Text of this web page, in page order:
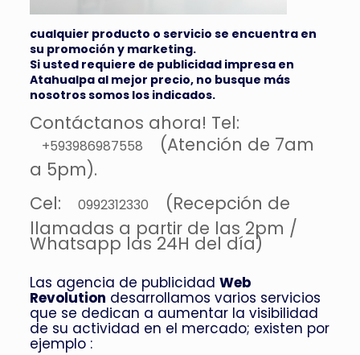
cualquier producto o servicio se encuentra en
su promoción y marketing.
Si usted requiere de publicidad impresa en
Atahualpa al mejor precio, no busque más
nosotros somos los indicados.
Contáctanos ahora! Tel:
+593986987558
(Atención de 7am
a 5pm).
Cel:
0992312330
(Recepción de
llamadas a partir de las 2pm /
Whatsapp las 24H del día)
Las agencia de publicidad Web
Revolution desarrollamos varios servicios
que se dedican a aumentar la visibilidad
de su actividad en el mercado; existen por
ejemplo :